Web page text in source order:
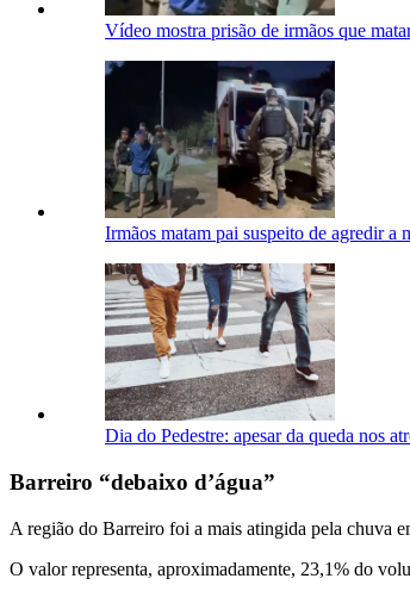
Vídeo mostra prisão de irmãos que
Irmãos matam pai suspeito de agredir a
Dia do Pedestre: apesar da queda nos
Barreiro “debaixo d’água”
A região do Barreiro foi a mais atingida pela chuva
O valor representa, aproximadamente, 23,1% do